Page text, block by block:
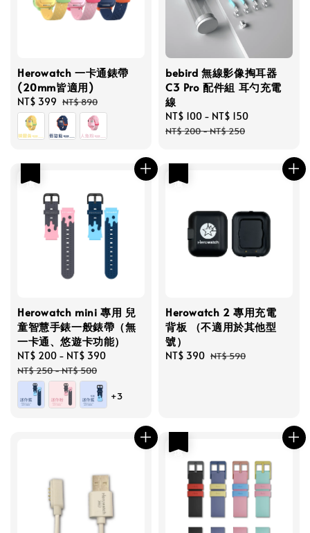
Herowatch 一卡通錶帶
(20mm皆適用)
Sale
price
NT$ 399 Regular
price
NT$ 890
bebird 無線影像掏耳器
C3 Pro 配件組 耳勺充電
線
Sale
price
NT$ 100 - NT$ 150
NT$ 200-NT$ 250
Herowatch mini 專用 兒
童智慧手錶一般錶帶（無
一卡通、悠遊卡功能）
Sale
price
NT$ 200 - NT$ 390
NT$ 250-NT$ 500
+3
Herowatch 2 專用充電
背板 （不適用於其他型
號）
Sale
NT$ 390 Regular
NT$ 590